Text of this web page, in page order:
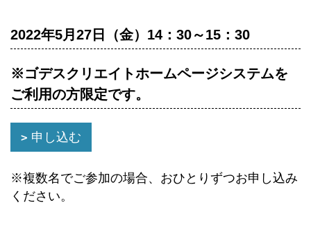
2022年5月27日（金）14：30～15：30
※ゴデスクリエイトホームページシステムを
ご利用の方限定です。
申し込む
※複数名でご参加の場合、おひとりずつお申し込み
ください。